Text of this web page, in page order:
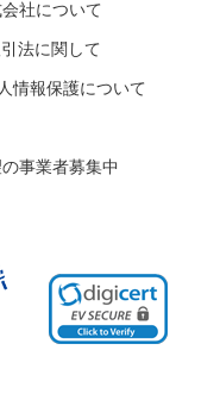
社について
法に関して
情報保護について
事業者募集中